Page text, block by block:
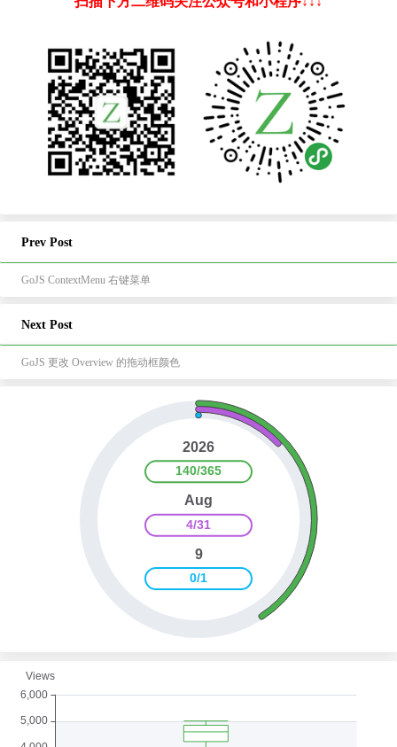
Prev Post
GoJS ContextMenu 右键菜单
Next Post
GoJS 更改 Overview 的拖动框颜色